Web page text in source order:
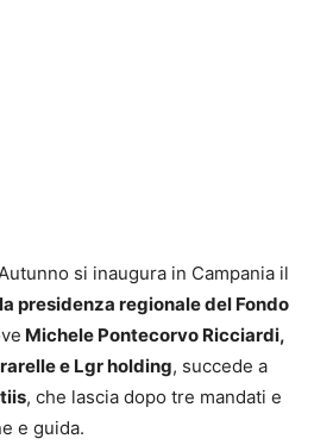
si inaugura in Campania il
presidenza regionale del Fondo
Michele Pontecorvo Ricciardi,
e Lgr holding, succede a
, che lascia dopo tre mandati e
e guida.